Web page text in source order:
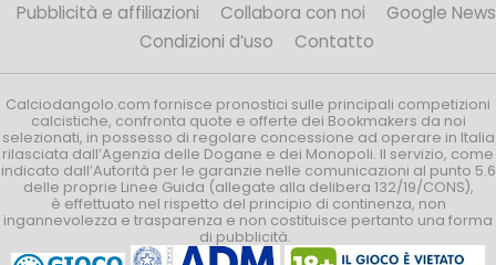
Pubblicità e affiliazioni
Collabora con noi
Google News
Condizioni d’uso
Contatto
Calciodangolo.com fornisce pronostici sulle principali competizioni
calcistiche, confronta quote e offerte dei Bookmakers da noi
selezionati, in possesso di regolare concessione ad operare in Italia
rilasciata dall’Agenzia delle Dogane e dei Monopoli. Il servizio, come
indicato dall’Autorità per le garanzie nelle comunicazioni al punto 5.6
delle proprie Linee Guida (allegate alla delibera 132/19/CONS),
è effettuato nel rispetto del principio di continenza, non
ingannevolezza e trasparenza e non costituisce pertanto una forma
di pubblicità.